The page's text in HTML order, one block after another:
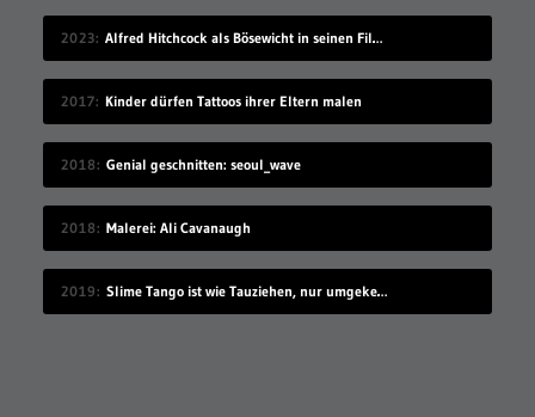
2023 Alfred Hitchcock als Bösewicht in seinen Filmen
2017 Kinder dürfen Tattoos ihrer Eltern malen
2018 Genial geschnitten: seoul_wave
2018 Malerei: Ali Cavanaugh
2019 Slime Tango ist wie Tauziehen, nur umgekehrt